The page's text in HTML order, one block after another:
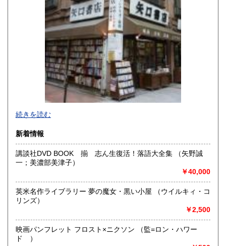
映画・演劇・演芸の専門古書店です。シナリオ・戯曲をはじ
め、映画演劇関連書籍・雑誌・パンフレット・チラシ・ポス
ター・前売り半券・色紙などを豊富に取り揃えております。
歌舞伎・落語・邦楽などのＣＤ・ＤＶＤ・カセットテープ・
襲名披露等の引出物や手拭・扇子なども扱っています。映画
やTV、舞台の台本や資料も扱っています。専門以外の商品も
扱っています。
沿線名：都営新宿・三田線 東京メトロ半蔵門線
続きを読む
新着情報
講談社DVD BOOK 揃 志ん生復活！落語大全集 （矢野誠
一；美濃部美津子）
￥40,000
英米名作ライブラリー 夢の魔女・黒い小屋 （ウイルキィ・コ
リンズ）
￥2,500
映画パンフレット フロスト×ニクソン （監=ロン・ハワー
ド ）